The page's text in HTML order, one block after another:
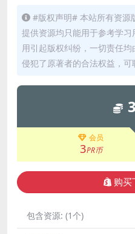
#版权声明# 本站所有资源
提供资源均只能用于参考学
用引起版权纠纷，一切责任
侵犯了原著者的合法权益，可
3
会员
3PR币
购买
包含资源: (1个)